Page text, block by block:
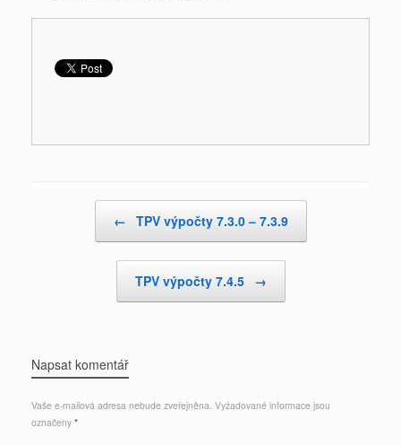
← TPV výpočty 7.3.0 – 7.3.9
TPV výpočty 7.4.5 →
Napsat komentář
Vaše e-mailová adresa nebude zveřejněna. Vyžadované informace jsou
označeny *